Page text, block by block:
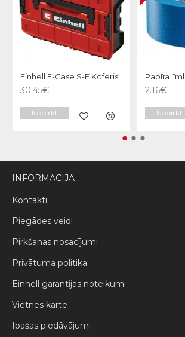
Einhell E-Case S-F Koferis
30.45€
Nopirkt
2.16€
Nopirkt
INFORMĀCIJA
Kontakti
Piegādes veidi
Pirkšanas nosacījumi
Privātuma politika
Einhell garantijas noteikumi
Vietnes karte
Ipašas piedāvājumi